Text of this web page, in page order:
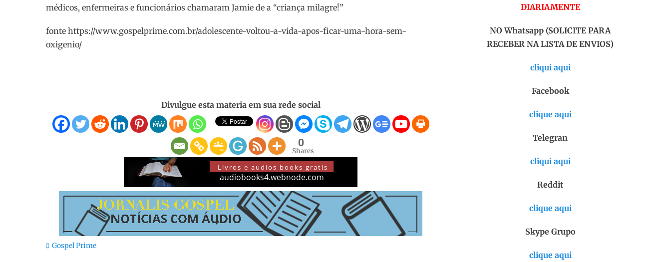
médicos, enfermeiras e funcionários chamaram Jamie de a “criança milagre!”
fonte https://www.gospelprime.com.br/adolescente-voltou-a-vida-apos-ficar-uma-hora-sem-
oxigenio/
Divulgue esta materia em sua rede social
0
Shares
Categorias:
Gospel Prime
DIARIAMENTE
NO Whatsapp (SOLICITE PARA
RECEBER NA LISTA DE ENVIOS)
cliqui aqui
Facebook
clique aqui
Telegran
cliqui aqui
Reddit
clique aqui
Skype Grupo
clique aqui